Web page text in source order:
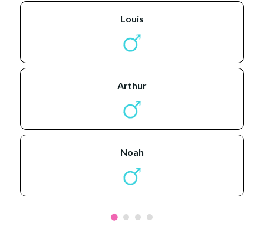
louis
arthur
noah